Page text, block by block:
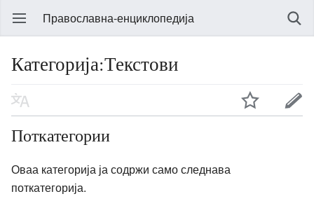
Православна-енциклопедија
Категорија:Текстови
Поткатегории
Оваа категорија ја содржи само следнава
поткатегорија.